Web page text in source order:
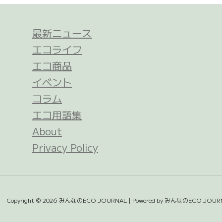
最新ニュース
エコライフ
エコ商品
イベント
コラム
エコ用語集
About
Privacy Policy
Copyright © 2026 みんなのECO JOURNAL | Powered by みんなのECO